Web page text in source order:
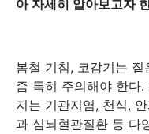
아 자세히 알아보고자
봄철 기침, 코감기는
즘 특히 주의해야 한다
지는 기관지염, 천식,
과 심뇌혈관질환 등 다